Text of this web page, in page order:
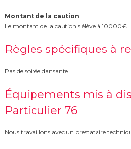
Montant de la caution
Le montant de la caution s'élève à 10000€
Règles spécifiques à
Pas de soirée dansante
Équipements mis à
Particulier 76
Nous travaillons avec un prestataire